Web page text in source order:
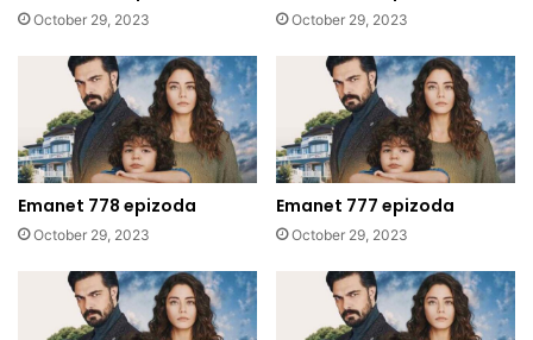
October 29, 2023 October 29, 2023
Emanet 778 epizoda
October 29, 2023
Emanet 777 epizoda
October 29, 2023